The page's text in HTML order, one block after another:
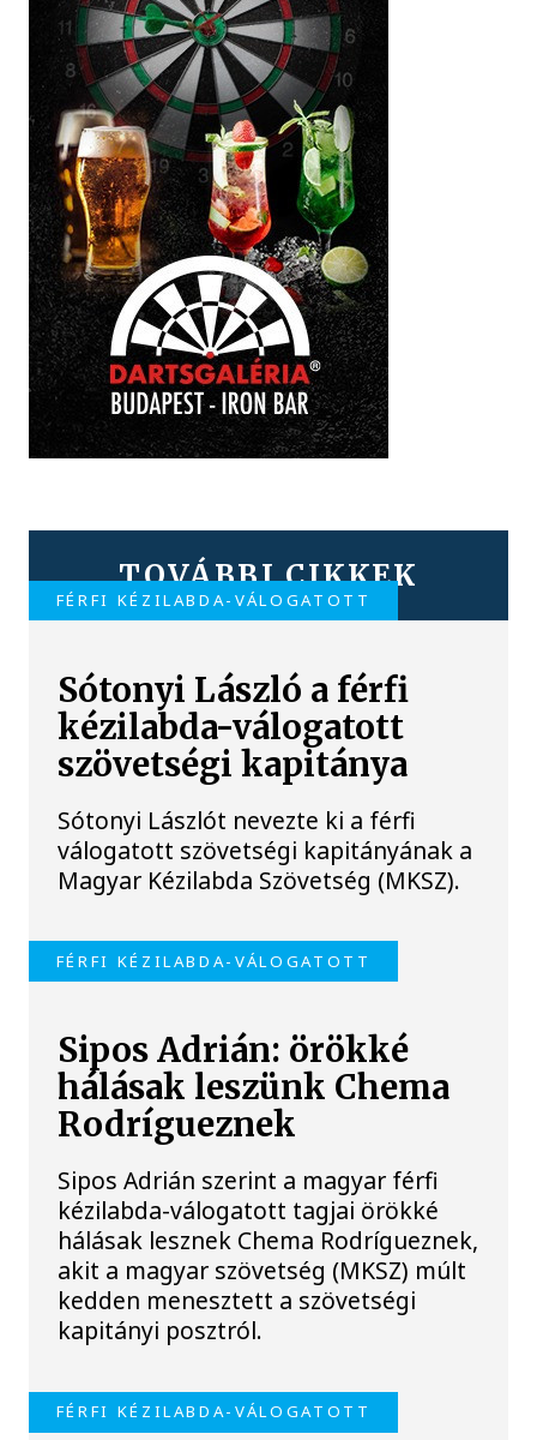
TOVÁBBI CIKKEK
FÉRFI KÉZILABDA-VÁLOGATOTT
Sótonyi László a férfi
kézilabda-válogatott
szövetségi kapitánya
Sótonyi Lászlót nevezte ki a férfi
válogatott szövetségi kapitányának a
Magyar Kézilabda Szövetség (MKSZ).
FÉRFI KÉZILABDA-VÁLOGATOTT
Sipos Adrián: örökké
hálásak leszünk Chema
Rodrígueznek
Sipos Adrián szerint a magyar férfi
kézilabda-válogatott tagjai örökké
hálásak lesznek Chema Rodrígueznek,
akit a magyar szövetség (MKSZ) múlt
kedden menesztett a szövetségi
kapitányi posztról.
FÉRFI KÉZILABDA-VÁLOGATOTT